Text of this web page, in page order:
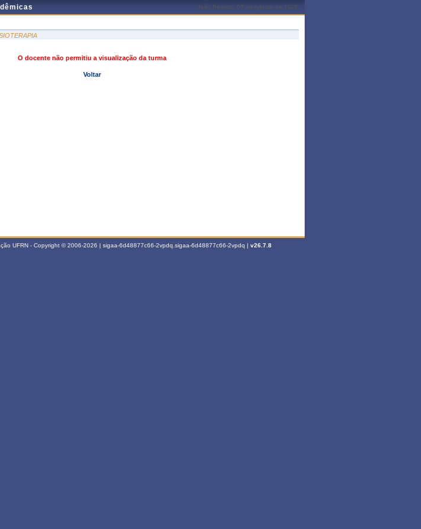
João Pessoa, 07 de Agosto de 2026
O docente não permitiu a visualização da turma
Voltar
UFRN - Copyright © 2006-2026 | sigaa-6d48877c66-2vpdq.sigaa-6d48877c66-2vpdq | v26.7.8